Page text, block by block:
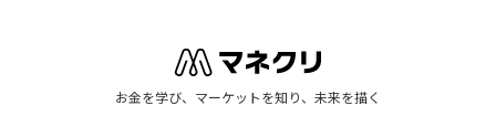
お金を学び、マーケットを知り、未来を描く